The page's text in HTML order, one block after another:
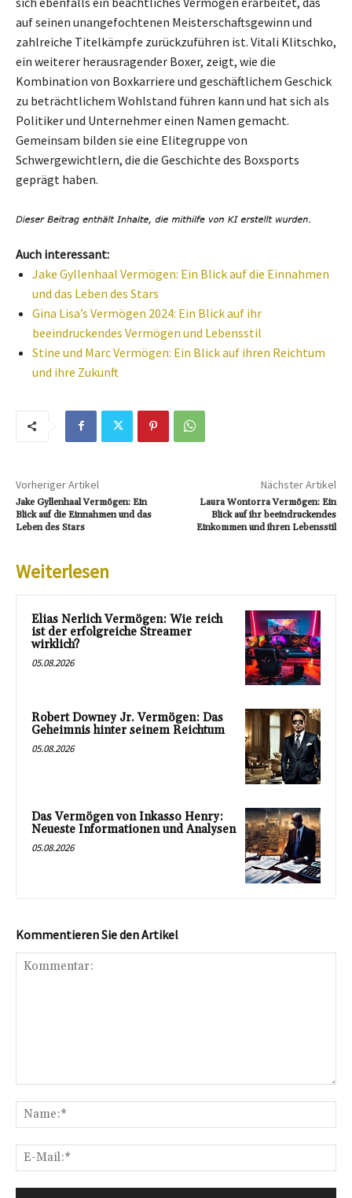
auf seinen unangefochtenen Meisterschaftsgewinn und
zahlreiche Titelkämpfe zurückzuführen ist. Vitali Klitschko,
ein weiterer herausragender Boxer, zeigt, wie die
Kombination von Boxkarriere und geschäftlichem Geschick
zu beträchtlichem Wohlstand führen kann und hat sich als
Politiker und Unternehmer einen Namen gemacht.
Gemeinsam bilden sie eine Elitegruppe von
Schwergewichtlern, die die Geschichte des Boxsports
geprägt haben.
Auch interessant:
Jake Gyllenhaal Vermögen: Ein Blick auf die Einnahmen
und das Leben des Stars
Gina Lisa’s Vermögen 2024: Ein Blick auf ihr
beeindruckendes Vermögen und Lebensstil
Stine und Marc Vermögen: Ein Blick auf ihren Reichtum
und ihre Zukunft
Vorheriger Artikel
Jake Gyllenhaal Vermögen: Ein
Blick auf die Einnahmen und das
Leben des Stars
Nächster Artikel
Laura Wontorra Vermögen: Ein
Blick auf ihr beeindruckendes
Einkommen und ihren Lebensstil
Weiterlesen
Elias Nerlich Vermögen: Wie reich
ist der erfolgreiche Streamer
wirklich?
05.08.2026
Robert Downey Jr. Vermögen: Das
Geheimnis hinter seinem Reichtum
05.08.2026
Das Vermögen von Inkasso Henry:
Neueste Informationen und Analysen
05.08.2026
Kommentieren Sie den Artikel